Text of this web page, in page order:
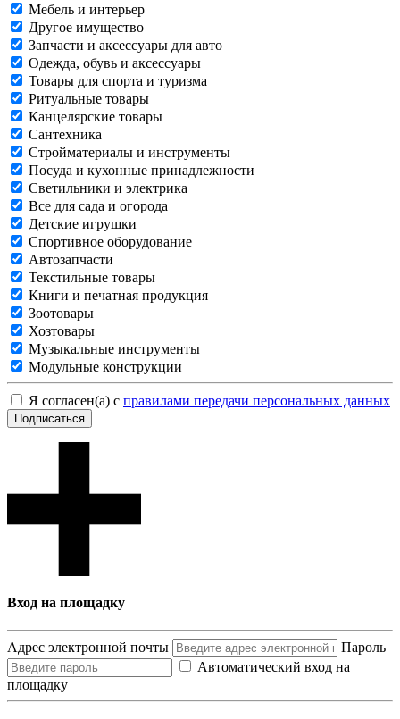
Мебель и интерьер
Другое имущество
Запчасти и аксессуары для авто
Одежда, обувь и аксессуары
Товары для спорта и туризма
Ритуальные товары
Канцелярские товары
Сантехника
Стройматериалы и инструменты
Посуда и кухонные принадлежности
Светильники и электрика
Все для сада и огорода
Детские игрушки
Спортивное оборудование
Автозапчасти
Текстильные товары
Книги и печатная продукция
Зоотовары
Хозтовары
Музыкальные инструменты
Модульные конструкции
Я согласен(а) с правилами передачи персональных данных
Подписаться
Вход на площадку
Адрес электронной почты
Пароль
Автоматический вход на
площадку